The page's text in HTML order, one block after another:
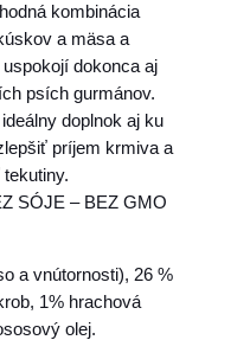
o
u
g
h
4
5
0
kombinácia
a mäsa a
dokonca aj
psích gurmánov.
doplnok aj ku
príjem krmiva a
SÓJE – BEZ GMO
a vnútornosti), 26 %
1% hrachová
olej.